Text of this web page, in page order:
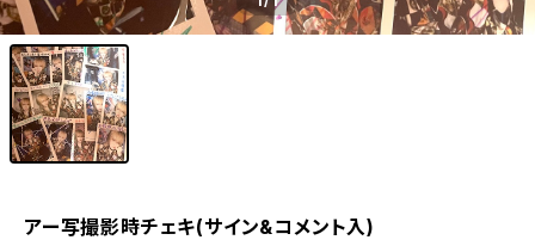
アー写撮影時チェキ(サイン&コメント入)